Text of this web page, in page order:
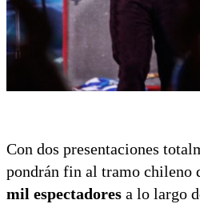
Con dos presentaciones
pondrán fin al tramo chileno
mil espectadores a lo largo